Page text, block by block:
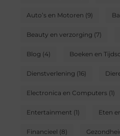
Auto’s en Motoren (9)
Beauty en verzorging (7)
Blog (4) Boeken en
Dienstverlening (16)
Electronica en Computers(1)
Entertainment (1) Eten
Financieel (8)